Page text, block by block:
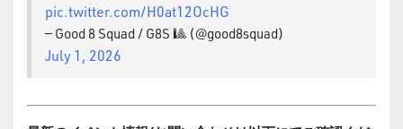
pic.twitter.com/H0at12OcHG
— Good 8 Squad / G8S 🎱 (@good8squad)
July 1, 2026